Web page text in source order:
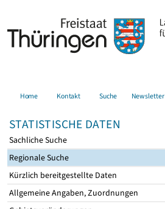
Home Kontakt Suche Newsletter
STATISTISCHE DATEN
Sachliche Suche
Regionale Suche
Kürzlich bereitgestellte Daten
Allgemeine Angaben, Zuordnungen